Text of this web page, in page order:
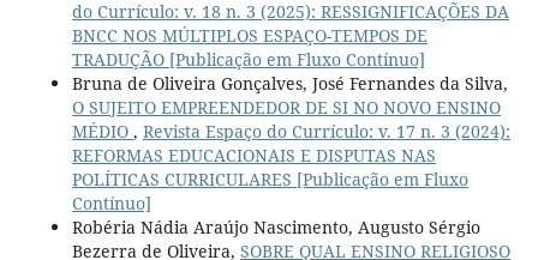
do Currículo: v. 18 n. 3 (2025): RESSIGNIFICAÇÕES DA
BNCC NOS MÚLTIPLOS ESPAÇO-TEMPOS DE
TRADUÇÃO [Publicação em Fluxo Contínuo]
Bruna de Oliveira Gonçalves, José Fernandes da Silva,
O SUJEITO EMPREENDEDOR DE SI NO NOVO ENSINO
MÉDIO , Revista Espaço do Currículo: v. 17 n. 3 (2024):
REFORMAS EDUCACIONAIS E DISPUTAS NAS
POLÍTICAS CURRICULARES [Publicação em Fluxo
Contínuo]
Robéria Nádia Araújo Nascimento, Augusto Sérgio
Bezerra de Oliveira, SOBRE QUAL ENSINO RELIGIOSO